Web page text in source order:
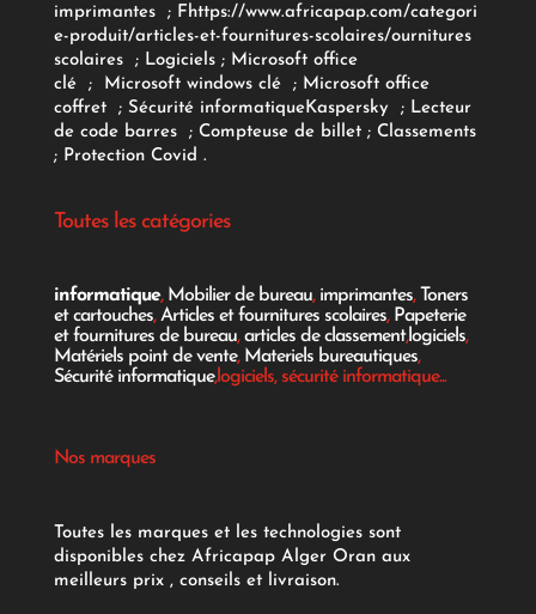
imprimantes
; Fhttps://www.africapap.com/categori
e-produit/articles-et-fournitures-scolaires/ournitures
scolaires; Logiciels ; Microsoft office
clé
; Microsoft windows clé; Microsoft office
coffret ; Sécurité informatiqueKaspersky ; Lecteur
de code barres
; Compteuse de billet; Classements
; Protection Covid .
Toutes les catégories
informatique, Mobilier de bureau, imprimantes,Toners
et cartouches,Articles et fournitures scolaires, Papeterie
et fournitures de bureau,articles de classement,logiciels,
Matériels point de vente, Materiels bureautiques,
Sécurité informatique,logiciels, sécurité informatique...
Nos marques
Toutes les marques et les technologies sont
disponibles chez Africapap Alger Oran aux
meilleurs prix , conseils et livraison.